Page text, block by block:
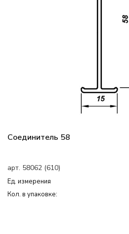
Соединитель 58
арт. 58062 (610)
Ед. измерения
Кол. в упаковке: